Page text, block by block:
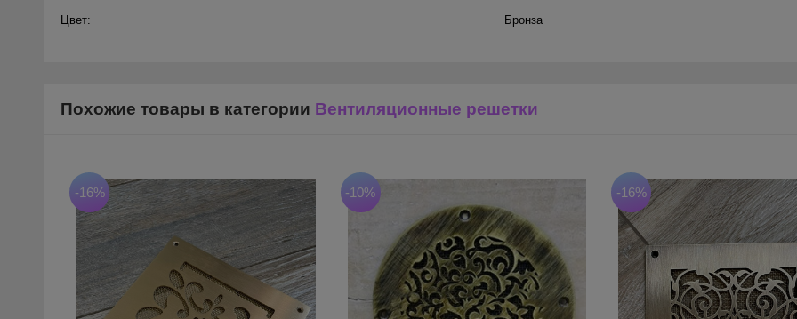
Цвет: Бронза
Похожие товары в категории Вентиляционные решетки
-16% -10% -16%